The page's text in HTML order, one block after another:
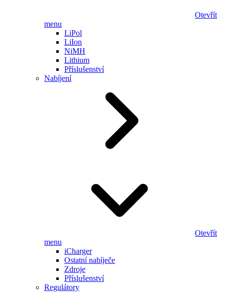
Otevřít
menu
LiPol
LiIon
NiMH
Lithium
Příslušenství
Nabíjení
Otevřít
menu
iCharger
Ostatní nabíječe
Zdroje
Příslušenství
Regulátory